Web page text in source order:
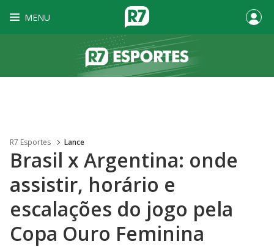
MENU
R7 Esportes Lance
Brasil x Argentina: onde
assistir, horário e
escalações do jogo pela
Copa Ouro Feminina